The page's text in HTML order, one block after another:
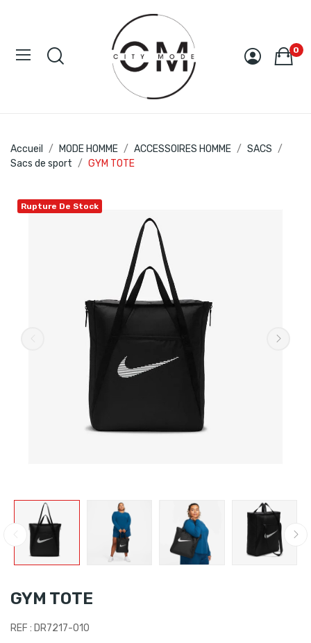
0
Accueil MODE HOMME ACCESSOIRES HOMME
SACS
Sacs de sport
GYM TOTE
Rupture De Stock
GYM TOTE
REF : DR7217-010